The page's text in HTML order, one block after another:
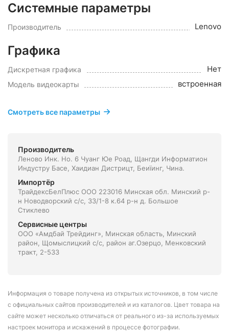
Системные параметры
Производитель Lenovo
Графика
Дискретная графика Нет
Модель видеокарты встроенная
Смотреть все параметры
Производитель
Леново Инк. Но. 6 Чуанг Юе Роад, Щангди Информатион
Индустру Басе, Хаидиан Дистрицт, Беиїинг, Чина.
Импортёр
ТрайдексБелПлюс ООО 223016 Минская обл. Минский р-
н Новодворский с/с, 33/1-8 к.64 р-н д. Большое
Стиклево
Сервисные центры
ООО «Амдбай Трейдинг», Минская область, Минский
район, Щомыслицкий с/с, район аг.Озерцо, Менковский
тракт, 2-533
Информация о товаре получена из открытых источников, в том числе
с официальных сайтов производителей и из каталогов. Цвет товара на
сайте может несколько отличаться от реального из-за используемых
настроек монитора и искажений в процессе фотографии.